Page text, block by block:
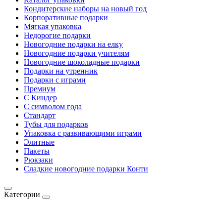
Кондитерские наборы на новый год
Корпоративные подарки
Мягкая упаковка
Недорогие подарки
Новогодние подарки на елку
Новогодние подарки учителям
Новогодние шоколадные подарки
Подарки на утренник
Подарки с играми
Премиум
С Киндер
С символом года
Стандарт
Тубы для подарков
Упаковка с развивающими играми
Элитные
Пакеты
Рюкзаки
Сладкие новогодние подарки Конти
Категории